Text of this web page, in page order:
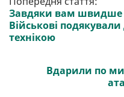
Завдяки вам швидше
Військові
технікою
Вдарили по